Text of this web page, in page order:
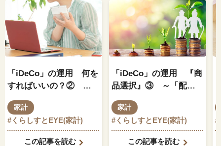
「iDeCo」の運用 何を
すればいいの？② ～
知っておくべきこと～
家計
#くらしすとEYE(家計)
この記事を読む
「iDeCo」の運用 『商
品選択』③ ～「配分
指定の変更」と「スイ
ッチング」～
家計
#くらしすとEYE(家計)
この記事を読む
#